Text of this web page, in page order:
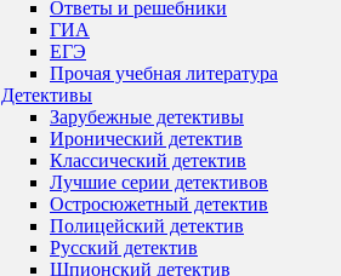
Ответы и решебники
ГИА
ЕГЭ
Прочая учебная литература
Детективы
Зарубежные детективы
Иронический детектив
Классический детектив
Лучшие серии детективов
Остросюжетный детектив
Полицейский детектив
Русский детектив
Шпионский детектив